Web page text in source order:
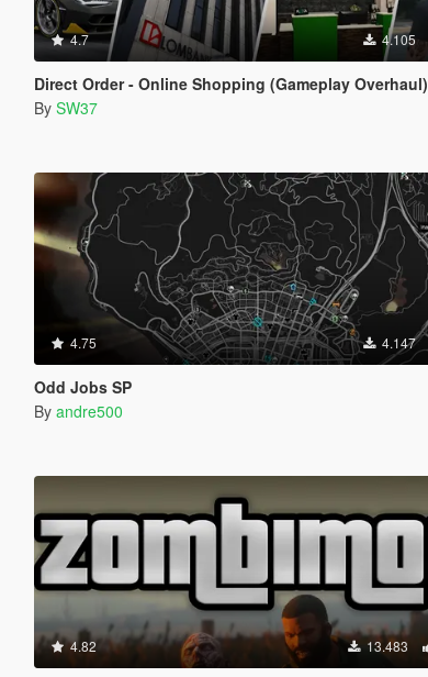
4.7 4.105
Direct Order - Online Shopping (Gameplay Overhaul)
By SW37
4.75 4.147
Odd Jobs SP
By andre500
4.82 13.483